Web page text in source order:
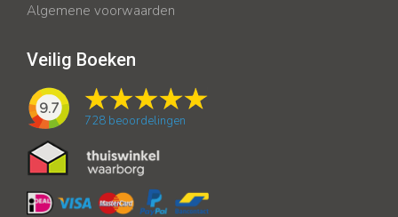
Algemene voorwaarden
Veilig Boeken
9.7
728 beoordelingen